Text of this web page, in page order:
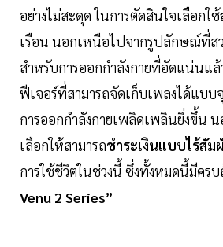
อย่างไม่สะดุด ในการตัดสินใจเลือกใช้
เรือน นอกเหนือไปจากรูปลักษณ์ที่ส
สำหรับการออกกำลังกายที่อัดแน่นแล้
ฟีเจอร์ที่สามารถจัดเก็บเพลงได้แบบ
การออกกำลังกายเพลิดเพลินยิ่งขึ้น
เลือกให้สามารถชำระเงินแบบไร้สัม
การใช้ชีวิตในช่วงนี้ ซึ่งทั้งหมดนี้มีคร
Venu 2 Series”